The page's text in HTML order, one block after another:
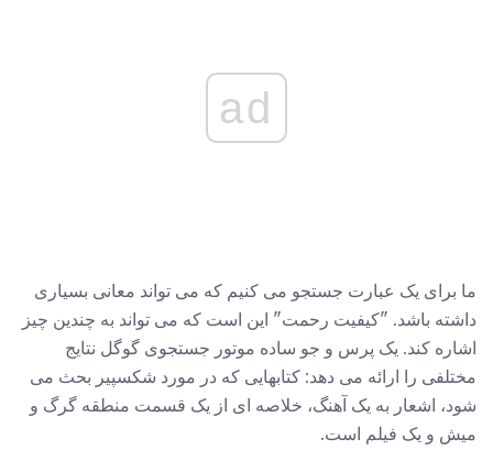
ad
ما برای یک عبارت جستجو می کنیم که می تواند معانی بسیاری
داشته باشد. "کیفیت رحمت" این است که می تواند به چندین چیز
اشاره کند. یک پرس و جو ساده موتور جستجوی گوگل نتایج
مختلفی را ارائه می دهد: کتابهایی که در مورد شکسپیر بحث می
شود، اشعار به یک آهنگ، خلاصه ای از یک قسمت منطقه گرگ و
میش و یک فیلم است.